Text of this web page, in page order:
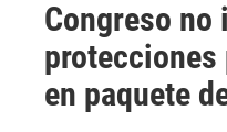
Congreso no
protecciones
en paquete